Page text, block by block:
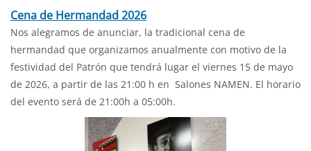
Cena de Hermandad 2026
Nos alegramos de anunciar, la tradicional cena de
hermandad que organizamos anualmente con motivo de la
festividad del Patrón que tendrá lugar el viernes 15 de mayo
de 2026, a partir de las 21:00 h en Salones NAMEN. El horario
del evento será de 21:00h a 05:00h.